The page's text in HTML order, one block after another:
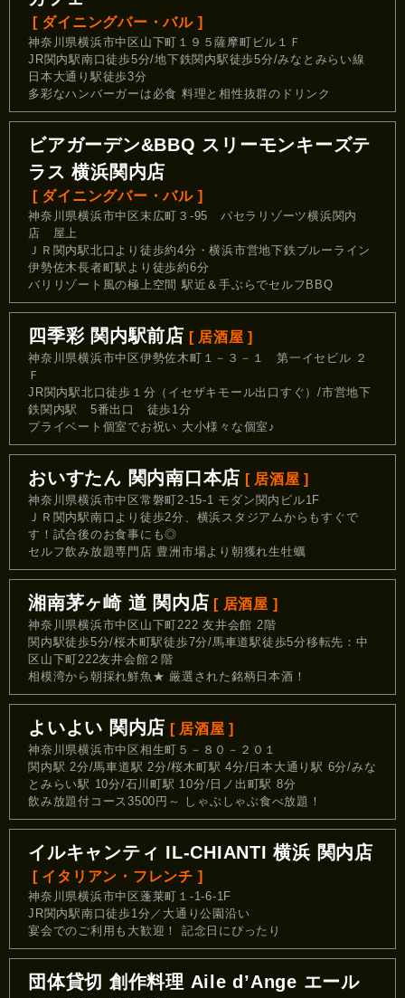
[ ダイニングバー・バル ]
神奈川県横浜市中区山下町１９５薩摩町ビル１Ｆ
JR関内駅南口徒歩5分/地下鉄関内駅徒歩5分/みなとみらい線
日本大通り駅徒歩3分
多彩なハンバーガーは必食 料理と相性抜群のドリンク
ビアガーデン&BBQ スリーモンキーズテ
ラス 横浜関内店
[ ダイニングバー・バル ]
神奈川県横浜市中区末広町３-95 パセラリゾーツ横浜関内
店 屋上
ＪＲ関内駅北口より徒歩約4分・横浜市営地下鉄ブルーライン
伊勢佐木長者町駅より徒歩約6分
バリリゾート風の極上空間 駅近＆手ぶらでセルフBBQ
四季彩 関内駅前店 [ 居酒屋 ]
神奈川県横浜市中区伊勢佐木町１－３－１ 第一イセビル ２
Ｆ
JR関内駅北口徒歩１分（イセザキモール出口すぐ）/市営地下
鉄関内駅 5番出口 徒歩1分
プライベート個室でお祝い 大小様々な個室♪
おいすたん 関内南口本店 [ 居酒屋 ]
神奈川県横浜市中区常磐町2-15-1 モダン関内ビル1F
ＪＲ関内駅南口より徒歩2分、横浜スタジアムからもすぐで
す！試合後のお食事にも◎
セルフ飲み放題専門店 豊洲市場より朝獲れ生牡蠣
湘南茅ヶ崎 道 関内店 [ 居酒屋 ]
神奈川県横浜市中区山下町222 友井会館 2階
関内駅徒歩5分/桜木町駅徒歩7分/馬車道駅徒歩5分移転先：中
区山下町222友井会館２階
相模湾から朝採れ鮮魚★ 厳選された銘柄日本酒！
よいよい 関内店 [ 居酒屋 ]
神奈川県横浜市中区相生町５－８０－２０１
関内駅 2分/馬車道駅 2分/桜木町駅 4分/日本大通り駅 6分/みな
とみらい駅 10分/石川町駅 10分/日ノ出町駅 8分
飲み放題付コース3500円～ しゃぶしゃぶ食べ放題！
イルキャンティ IL‐CHIANTI 横浜 関内店
[ イタリアン・フレンチ ]
神奈川県横浜市中区蓬莱町１-1-6-1F
JR関内駅南口徒歩1分／大通り公園沿い
宴会でのご利用も大歓迎！ 記念日にぴったり
団体貸切 創作料理 Aile d’Ange エール